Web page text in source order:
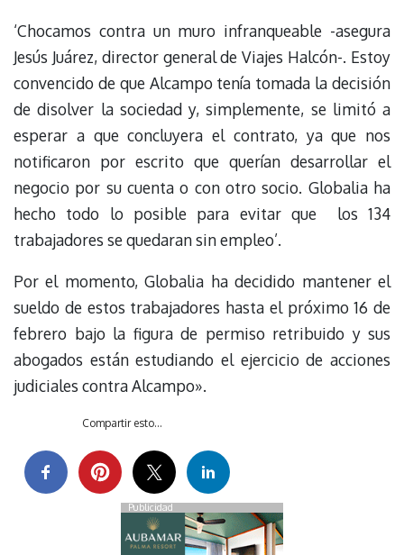
‘Chocamos contra un muro infranqueable -asegura
Jesús Juárez, director general de Viajes Halcón-. Estoy
convencido de que Alcampo tenía tomada la decisión
de disolver la sociedad y, simplemente, se limitó a
esperar a que concluyera el contrato, ya que nos
notificaron por escrito que querían desarrollar el
negocio por su cuenta o con otro socio. Globalia ha
hecho todo lo posible para evitar que los 134
trabajadores se quedaran sin empleo’.
Por el momento, Globalia ha decidido mantener el
sueldo de estos trabajadores hasta el próximo 16 de
febrero bajo la figura de permiso retribuido y sus
abogados están estudiando el ejercicio de acciones
judiciales contra Alcampo».
Compartir esto...
Publicidad